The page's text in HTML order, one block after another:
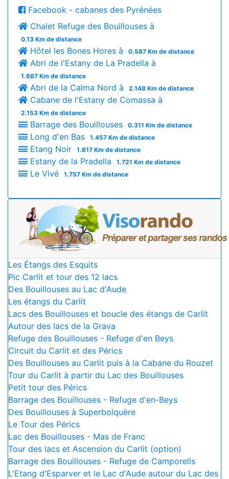
Facebook - cabanes des Pyrénées
Chalet Refuge des Bouillouses à
0.13 Km de distance
Hôtel les Bones Hores à 0.587 Km de distance
Abri de l'Estany de La Pradella à
1.667 Km de distance
Abri de la Calma Nord à 2.148 Km de distance
Cabane de l'Estany de Comassa à
2.153 Km de distance
Barrage des Bouillouses 0.311 Km de distance
Long d'en Bas 1.457 Km de distance
Etang Noir 1.617 Km de distance
Estany de la Pradella 1.721 Km de distance
Le Vivé 1.757 Km de distance
Les Étangs des Esquits
Pic Carlit et tour des 12 lacs
Des Bouillouses au Lac d'Aude
Les étangs du Carlit
Lacs des Bouillouses et boucle des étangs de Carlit
Autour des lacs de la Grava
Refuge des Bouillouses - Refuge d'en Beys
Circuit du Carlit et des Pérics
Des Bouillouses au Carlit puis à la Cabane du Rouzet
Tour du Carlit à partir du Lac des Bouillouses
Petit tour des Pérics
Barrage des Bouillouses - Refuge d'en-Beys
Des Bouillouses à Superbolquère
Le Tour des Pérics
Lac des Bouillouses - Mas de Franc
Tour des lacs et Ascension du Carlit (option)
Barrage des Bouillouses - Refuge de Camporells
L'Etang d'Esparver et le Lac d'Aude autour du Lac des